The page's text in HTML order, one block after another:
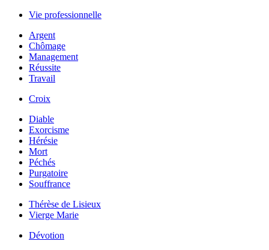
Vie professionnelle
Argent
Chômage
Management
Réussite
Travail
Croix
Diable
Exorcisme
Hérésie
Mort
Péchés
Purgatoire
Souffrance
Thérèse de Lisieux
Vierge Marie
Dévotion